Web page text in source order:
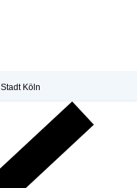
Stadt Köln